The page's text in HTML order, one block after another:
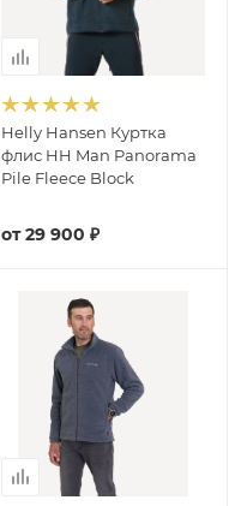
Helly Hansen Куртка
флис HH Man Panorama
Pile Fleece Block
от29 900 ₽